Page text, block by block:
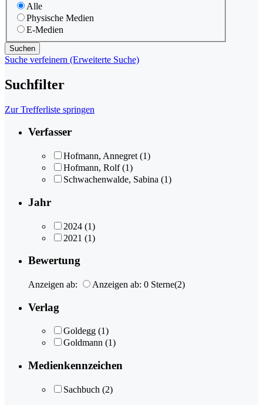
Alle
Physische Medien
E-Medien
Suche verfeinern (Erweiterte Suche)
Suchfilter
Zur Trefferliste springen
Verfasser
Hofmann, Annegret (1)
Hofmann, Rolf (1)
Schwachenwalde, Sabina (1)
Jahr
2024 (1)
2021 (1)
Bewertung
Anzeigen ab: Anzeigen ab: 0 Sterne(2)
Verlag
Goldegg (1)
Goldmann (1)
Medienkennzeichen
Sachbuch (2)